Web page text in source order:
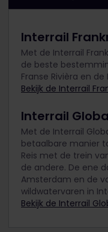
Interrail
Met de Interrail
de beste
Franse Rivièra en de
Bekijk de Interrail
Interrail
Met de Interrail
betaalbare manier
Reis met de trein
de andere. De ene
Amsterdam en de
wildwatervaren in
Bekijk de Interrail